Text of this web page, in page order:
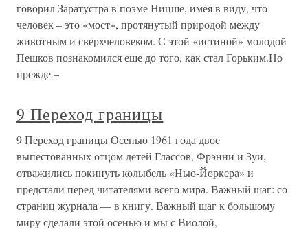
говорил Заратустра в поэме Ницше, имея в виду, что
человек – это «мост», протянутый природой между
животным и сверхчеловеком. С этой «истиной» молодой
Пешков познакомился еще до того, как стал Горьким.Но
прежде –
9 Переход границы
9 Переход границы Осенью 1961 года двое
выпестованных отцом детей Глассов, Фрэнни и Зуи,
отважились покинуть колыбель «Нью-Йоркера» и
предстали перед читателями всего мира. Важный шаг: со
страниц журнала — в книгу. Важный шаг к большому
миру сделали этой осенью и мы с Виолой,